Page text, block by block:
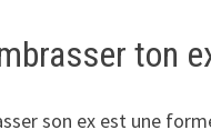
ton
son ex est une